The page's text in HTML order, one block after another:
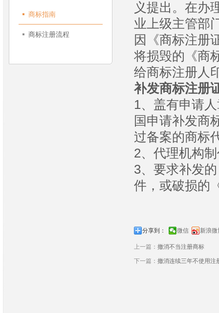
商标指南
商标注册流程
义提出。在办
业上级主管部
因《商标注册
将损毁的《商
给商标注册人
补发商标注册
1、盖有申请
国申请补发商
过备案的商标
2、代理机构
3、要求补发
件，或破损的
分享到： 微信 新浪微
上一篇： 撤消不当注册商标
下一篇： 撤消连续三年不使用注